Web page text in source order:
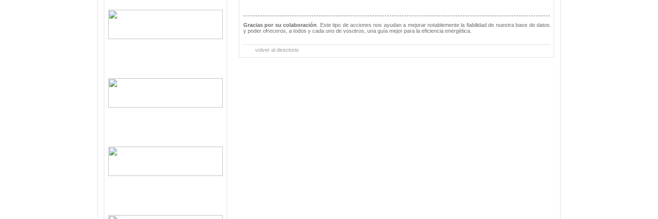
Gracias por su colaboración
. Este tipo de acciones nos ayudan a mejorar notablemente la fiabilidad de nuestra base de datos
y poder ofreceros, a todos y cada uno de vosotros, una guía mejor para la eficiencia energética.
volver al directorio